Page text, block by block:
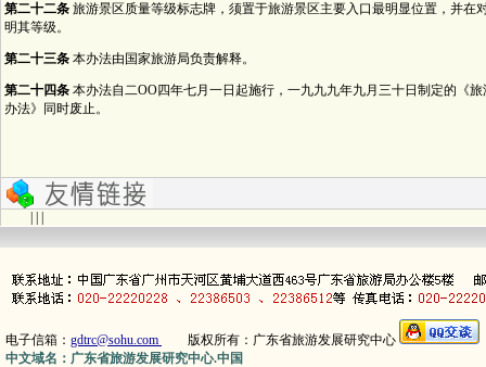
第二十二条 旅游景区质量等级标志牌，须置于旅游景区主要入口最明显位置，并在
明其等级。
第二十三条 本办法由国家旅游局负责解释。
第二十四条 本办法自二OO四年七月一日起施行，一九九九年九月三十日制定的《
办法》同时废止。
电子信箱： gdtrc@sohu.com 版权所有：广东省旅游发展研究中心
中文域名：广东省旅游发展研究中心.中国